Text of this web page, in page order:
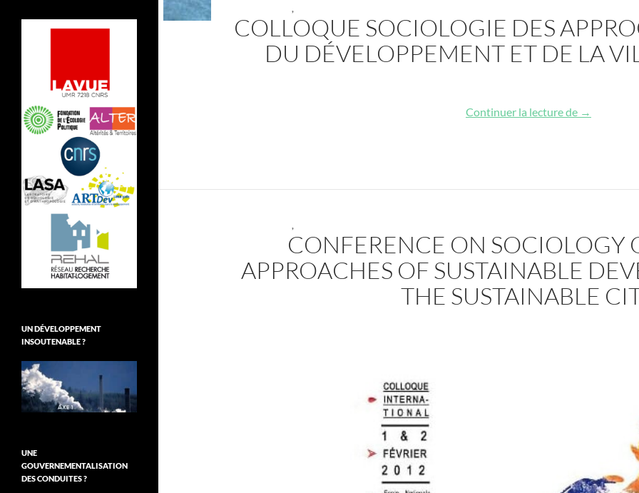
,
COLLOQUE SOCIOLOGIE DES
DU DÉVELOPPEMENT ET DE LA
Continuer la lecture de Colloque
→
,
CONFERENCE ON SOCIOLOGY
APPROACHES OF SUSTAINABLE
THE SUSTAINABLE
UN DÉVELOPPEMENT
INSOUTENABLE ?
UNE
GOUVERNEMENTALISATION
DES CONDUITES ?